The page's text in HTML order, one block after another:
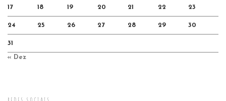
17 18 19 20 21 22 23
24 25 26 27 28 29 30
31
« Dez